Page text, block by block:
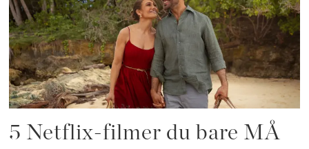
5 Netflix-filmer du bare MÅ